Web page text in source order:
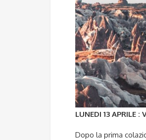
LUNEDI 13 APRILE :
Dopo la prima